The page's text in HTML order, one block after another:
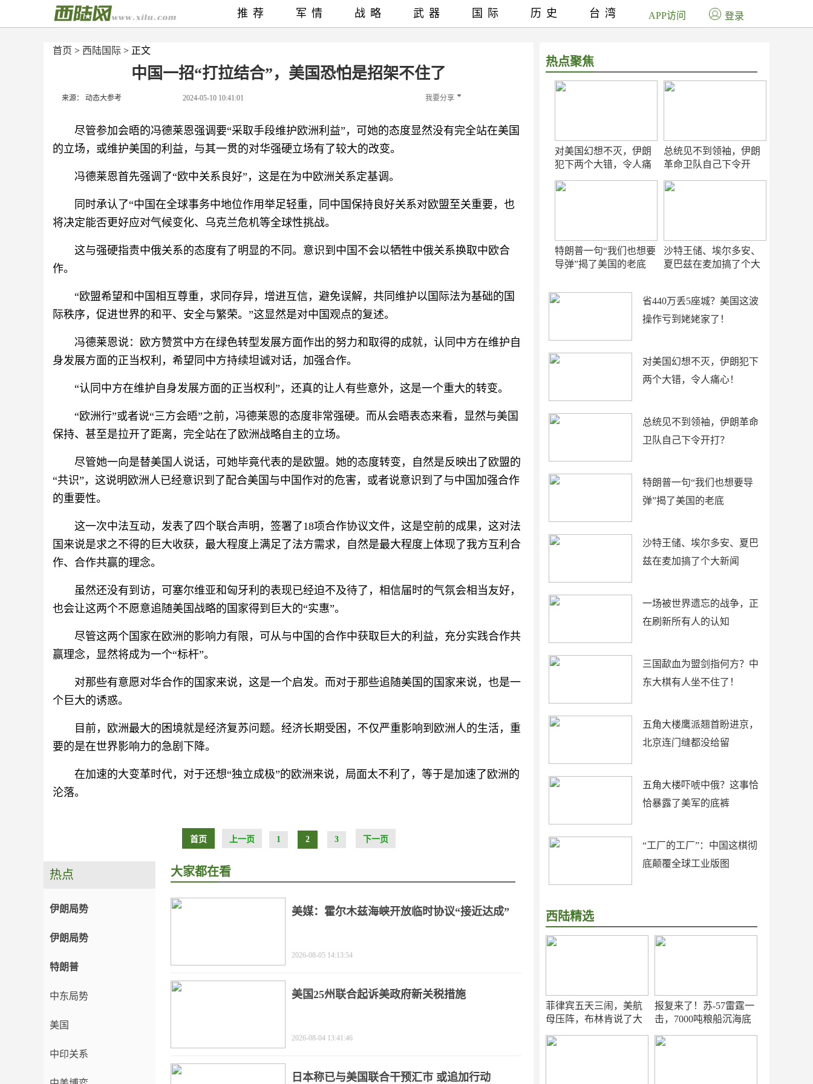
首页 > 西陆国际 > 正文
中国一招“打拉结合”，美国恐怕是招架不住了
来源： 动态大参考 2024-05-10 10:41:01 我要分享
尽管参加会晤的冯德莱恩强调要“采取手段维护欧洲利益”，可她的态度显然没有完全站在美国
的立场，或维护美国的利益，与其一贯的对华强硬立场有了较大的改变。
冯德莱恩首先强调了“欧中关系良好”，这是在为中欧洲关系定基调。
同时承认了“中国在全球事务中地位作用举足轻重，同中国保持良好关系对欧盟至关重要，也
将决定能否更好应对气候变化、乌克兰危机等全球性挑战。
这与强硬指责中俄关系的态度有了明显的不同。意识到中国不会以牺牲中俄关系换取中欧合
作。
“欧盟希望和中国相互尊重，求同存异，增进互信，避免误解，共同维护以国际法为基础的国
际秩序，促进世界的和平、安全与繁荣。”这显然是对中国观点的复述。
冯德莱恩说：欧方赞赏中方在绿色转型发展方面作出的努力和取得的成就，认同中方在维护自
身发展方面的正当权利，希望同中方持续坦诚对话，加强合作。
“认同中方在维护自身发展方面的正当权利”，还真的让人有些意外，这是一个重大的转变。
“欧洲行”或者说“三方会晤”之前，冯德莱恩的态度非常强硬。而从会晤表态来看，显然与美国
保持、甚至是拉开了距离，完全站在了欧洲战略自主的立场。
尽管她一向是替美国人说话，可她毕竟代表的是欧盟。她的态度转变，自然是反映出了欧盟的
“共识”，这说明欧洲人已经意识到了配合美国与中国作对的危害，或者说意识到了与中国加强合作
的重要性。
这一次中法互动，发表了四个联合声明，签署了18项合作协议文件，这是空前的成果，这对法
国来说是求之不得的巨大收获，最大程度上满足了法方需求，自然是最大程度上体现了我方互利合
作、合作共赢的理念。
虽然还没有到访，可塞尔维亚和匈牙利的表现已经迫不及待了，相信届时的气氛会相当友好，
也会让这两个不愿意追随美国战略的国家得到巨大的“实惠”。
尽管这两个国家在欧洲的影响力有限，可从与中国的合作中获取巨大的利益，充分实践合作共
赢理念，显然将成为一个“标杆”。
对那些有意愿对华合作的国家来说，这是一个启发。而对于那些追随美国的国家来说，也是一
个巨大的诱惑。
目前，欧洲最大的困境就是经济复苏问题。经济长期受困，不仅严重影响到欧洲人的生活，重
要的是在世界影响力的急剧下降。
在加速的大变革时代，对于还想“独立成极”的欧洲来说，局面太不利了，等于是加速了欧洲的
沦落。
首页 上一页 1 2 3 下一页
热点聚焦
对美国幻想不灭，伊朗
犯下两个大错，令人痛
总统见不到领袖，伊朗
革命卫队自己下令开
特朗普一句“我们也想要
导弹”揭了美国的老底
沙特王储、埃尔多安、
夏巴兹在麦加搞了个大
省440万丢5座城？美国这波
操作亏到姥姥家了！
对美国幻想不灭，伊朗犯下
两个大错，令人痛心！
总统见不到领袖，伊朗革命
卫队自己下令开打？
特朗普一句“我们也想要导
弹”揭了美国的老底
沙特王储、埃尔多安、夏巴
兹在麦加搞了个大新闻
一场被世界遗忘的战争，正
在刷新所有人的认知
三国歃血为盟剑指何方？中
东大棋有人坐不住了！
五角大楼鹰派翘首盼进京，
北京连门缝都没给留
五角大楼吓唬中俄？这事恰
恰暴露了美军的底裤
“工厂的工厂”：中国这棋彻
底颠覆全球工业版图
西陆精选
菲律宾五天三闹，美航
母压阵，布林肯说了大
报复来了！苏-57雷霆一
击，7000吨粮船沉海底
推荐 军情 战略 武器 国际 历史 台湾 APP访问 登录
热点
伊朗局势
伊朗局势
特朗普
中东局势
美国
中印关系
大家都在看
美媒：霍尔木兹海峡开放临时协议“接近达成”
2026-08-05 14:13:54
美国25州联合起诉美政府新关税措施
2026-08-04 13:41:46
日本称已与美国联合干预汇市 或追加行动